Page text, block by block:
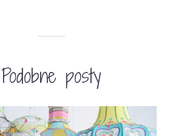
Podobne posty